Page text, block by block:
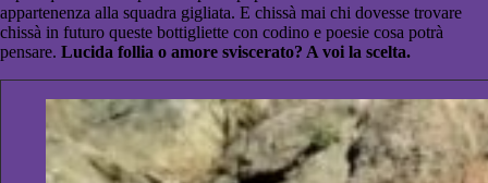
appartenenza alla squadra gigliata. E chissà mai chi dovesse trovare
chissà in futuro queste bottigliette con codino e poesie cosa potrà
pensare. Lucida follia o amore sviscerato? A voi la scelta.